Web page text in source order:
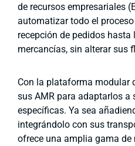
de recursos empresariales
automatizar todo el
recepción de pedidos hasta
mercancías, sin alterar sus
Con la plataforma modular
sus AMR para adaptarlos a
específicas. Ya sea
integrándolo con sus
ofrece una amplia gama de